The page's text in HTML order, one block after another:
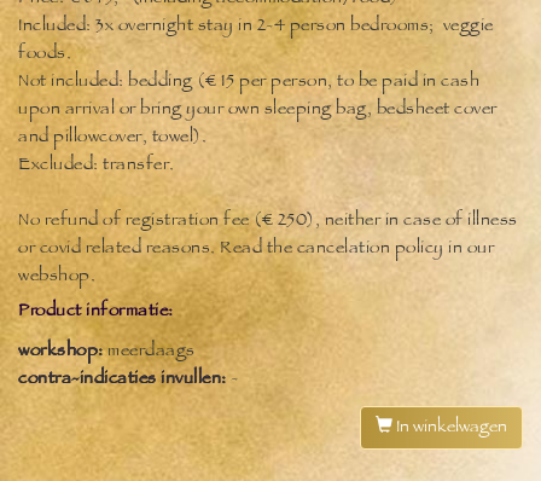
Included: 3x overnight stay in 2-4 person bedrooms; veggie
foods.
Not included: bedding (€ 15 per person, to be paid in cash
upon arrival or bring your own sleeping bag, bedsheet cover
and pillowcover, towel).
Excluded: transfer.
No refund of registration fee (€ 250), neither in case of illness
or covid related reasons. Read the cancelation policy in our
webshop.
Product informatie:
workshop:meerdaags
contra-indicaties invullen:-
In winkelwagen